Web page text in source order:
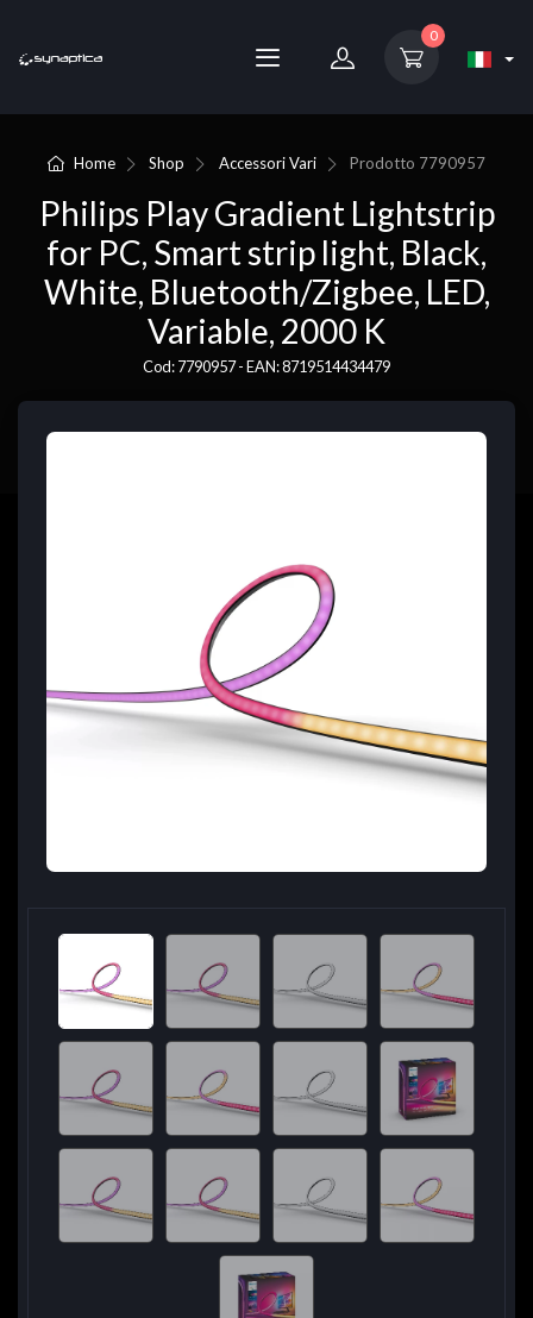
0
Home Shop Accessori Vari Prodotto 7790957
Philips Play Gradient Lightstrip
for PC, Smart strip light, Black,
White, Bluetooth/Zigbee, LED,
Variable, 2000 K
Cod: 7790957 - EAN: 8719514434479